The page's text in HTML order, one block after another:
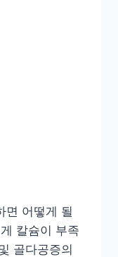
면 어떻게 될
칼슘이 부족
골다공증의